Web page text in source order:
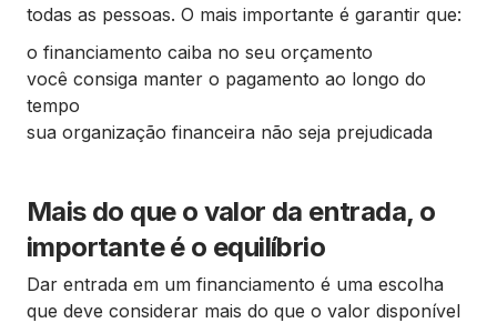
todas as pessoas. O mais importante é garantir que:
o financiamento caiba no seu orçamento
você consiga manter o pagamento ao longo do
tempo
sua organização financeira não seja prejudicada
Mais do que o valor da entrada, o
importante é o equilíbrio
Dar entrada em um financiamento é uma escolha
que deve considerar mais do que o valor disponível